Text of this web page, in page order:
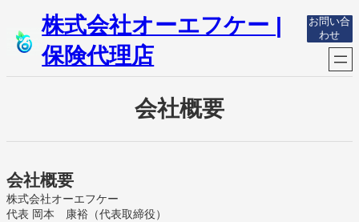
を
キ
株式会社オーエフケー |
保険代理店
お問い合
わせ
会社概要
会社概要
株式会社オーエフケー
代表 岡本 康裕（代表取締役）